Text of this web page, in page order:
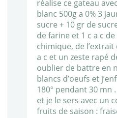
réalise ce gateau
blanc 500g a 0% 3
sucre + 10 gr de
de farine et 1 c a c
chimique, de l’extrait
a c et un zeste rapé
oublier de battre en
blancs d’oeufs et
180° pendant 30 mn
et je le sers avec un
fruits de saison :